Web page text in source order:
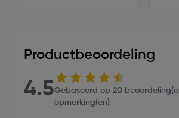
Productbeoordeling
4.5Gebaseerd op 20
opmerking(en)